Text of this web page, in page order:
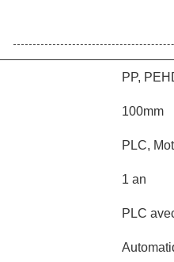
PP,
100mm
PLC,
1 an
PLC